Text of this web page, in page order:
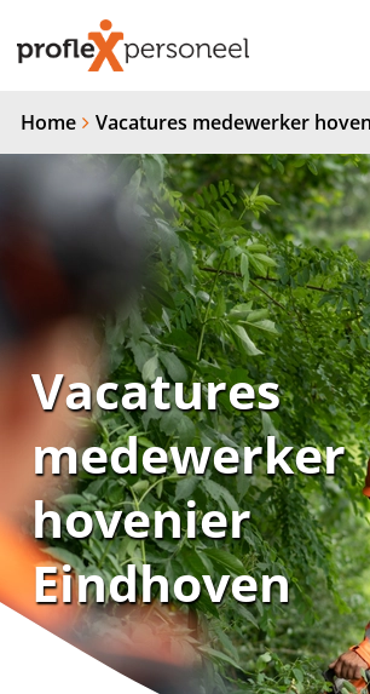
Home Vacatures medewerker
Vacatures
medewerker
hovenier
Eindhoven